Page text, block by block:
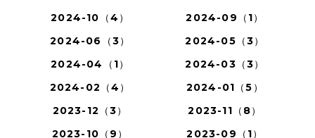
2024-10（4）
2024-09（1）
2024-06（3）
2024-05（3）
2024-04（1）
2024-03（3）
2024-02（4）
2024-01（5）
2023-12（3）
2023-11（8）
2023-10（9）
2023-09（1）